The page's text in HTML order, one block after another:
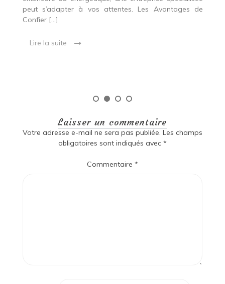
peut s’adapter à vos attentes. Les Avantages de
Confier […]
Lire la suite
Laisser un commentaire
Votre adresse e-mail ne sera pas publiée. Les champs
obligatoires sont indiqués avec *
Commentaire *